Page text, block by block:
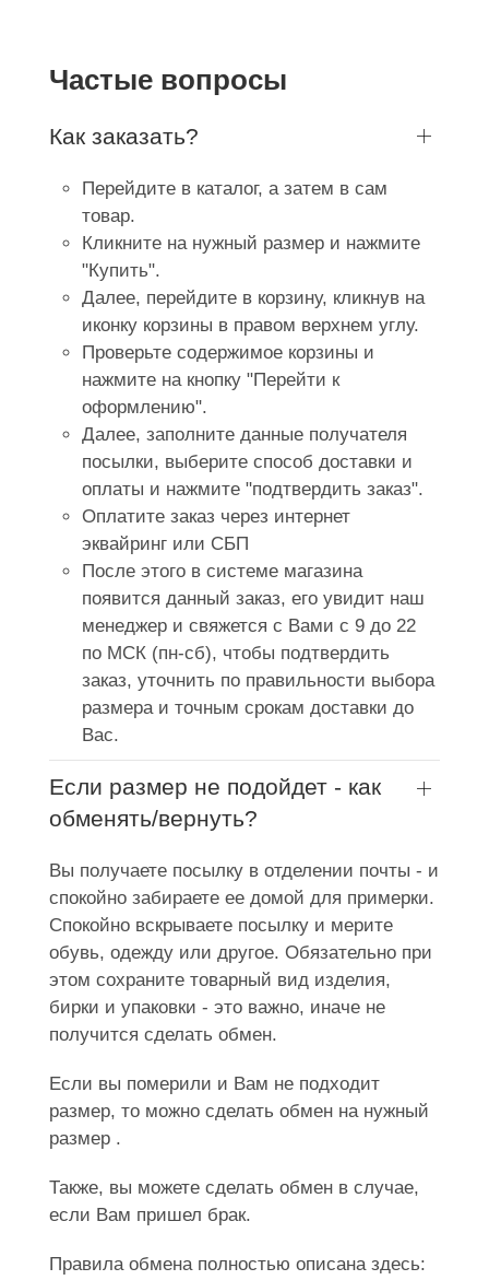
Частые вопросы
Как заказать?
Перейдите в каталог, а затем в сам
товар.
Кликните на нужный размер и нажмите
"Купить".
Далее, перейдите в корзину, кликнув на
иконку корзины в правом верхнем углу.
Проверьте содержимое корзины и
нажмите на кнопку "Перейти к
оформлению".
Далее, заполните данные получателя
посылки, выберите способ доставки и
оплаты и нажмите "подтвердить заказ".
Оплатите заказ через интернет
эквайринг или СБП
После этого в системе магазина
появится данный заказ, его увидит наш
менеджер и свяжется с Вами с 9 до 22
по МСК (пн-сб), чтобы подтвердить
заказ, уточнить по правильности выбора
размера и точным срокам доставки до
Вас.
Если размер не подойдет - как
обменять/вернуть?
Вы получаете посылку в отделении почты - и
спокойно забираете ее домой для примерки.
Спокойно вскрываете посылку и мерите
обувь, одежду или другое. Обязательно при
этом сохраните товарный вид изделия,
бирки и упаковки - это важно, иначе не
получится сделать обмен.
Если вы померили и Вам не подходит
размер, то можно сделать обмен на нужный
размер .
Также, вы можете сделать обмен в случае,
если Вам пришел брак.
Правила обмена полностью описана здесь: